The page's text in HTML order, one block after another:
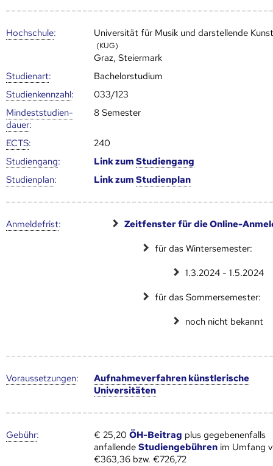
Hoch­schule: Universität für Musik und darstellende
(KUG)
Graz, Steiermark
Studienart:
Bachelorstudium
Studien­kenn­zahl:
033/123
Mindest­studien­
dauer:
8 Semester
ECTS:
240
Studien­gang: Link zumStudien­gang
Studien­plan: Link zumStudien­plan
Anmelde­frist: Zeitfenster für die Online-
für das Wintersemester:
1.3.2024 - 1.5.2024
für das Sommersemester:
noch nicht bekannt
Voraus­setzungen:
Aufnahmeverfahren künstlerische
Universitäten
Gebühr: € 25,20ÖH-Beitrag plus gegebenenfalls
anfallendeStudiengebühren im Umfang
€363,36 bzw. €726,72